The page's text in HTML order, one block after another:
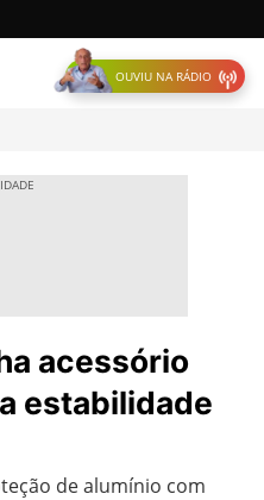
OUVIU NA RÁDIO
acessório
estabilidade
de alumínio com